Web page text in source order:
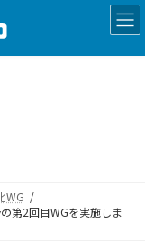
WG
第2回目WGを実施しま